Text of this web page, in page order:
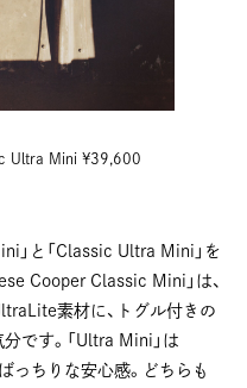
Ultra Mini ¥39,600
」と「Classic Ultra Mini」を
Cooper Classic Mini」は、
素材に、トグル付きの
です。「Ultra Mini」は
っちりな安心感。どちらも